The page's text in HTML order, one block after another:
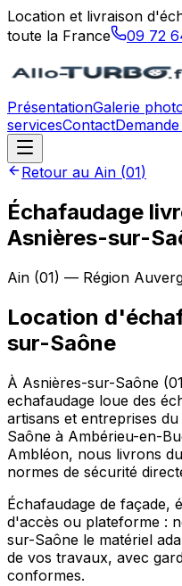
Location et livraison
toute la France
09 72
PrésentationGalerie
servicesContact
Retour au Ain (01)
Échafaudage
Asnières-sur-
Ain (01) — Région
Location
sur-Saône
À Asnières-sur-Saône
echafaudage loue des
artisans et entreprises
Saône à Ambérieu-en-
Ambléon, nous livrons
normes de sécurité
Échafaudage de façade,
d'accès ou plateforme :
sur-Saône le matériel
de vos travaux, avec
conformes.